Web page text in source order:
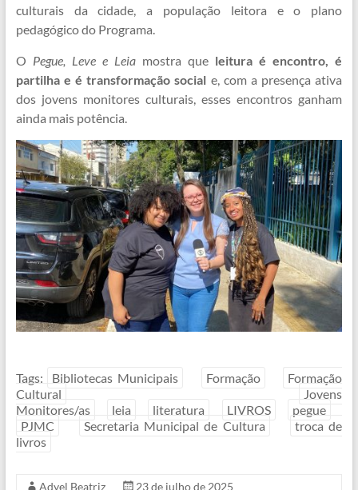
culturais da cidade, a população leitora e o plano
pedagógico do Programa.
O Pegue, Leve e Leiamostra que leitura é encontro, é
partilha e é transformação social e, com a presença ativa
dos jovens monitores culturais, esses encontros ganham
ainda mais potência.
Tags: Bibliotecas Municipais Formação
Formação
Cultural
Jovens
Monitores/as
leia literatura LIVROS
pegue
PJMC
Secretaria Municipal de Cultura
troca de
livros
Adyel Beatriz 23 de julho de 2025